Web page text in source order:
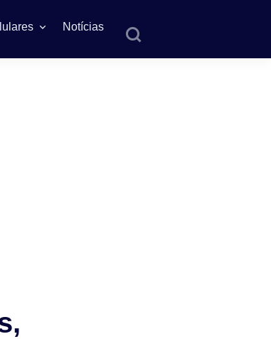
Notícias